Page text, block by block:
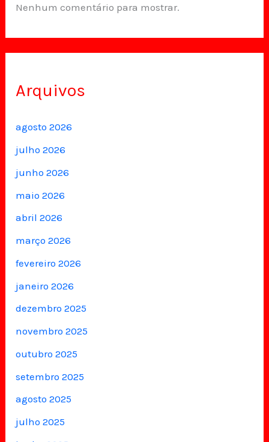
Nenhum comentário para mostrar.
Arquivos
agosto 2026
julho 2026
junho 2026
maio 2026
abril 2026
março 2026
fevereiro 2026
janeiro 2026
dezembro 2025
novembro 2025
outubro 2025
setembro 2025
agosto 2025
julho 2025